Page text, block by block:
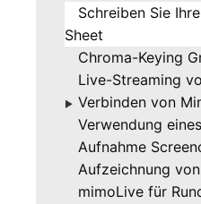
Schreiben Sie
Sheet
Chroma-Keying
Live-Streaming
▶ Verbinden von
Verwendung
Aufnahme
Aufzeichnung
mimoLive für